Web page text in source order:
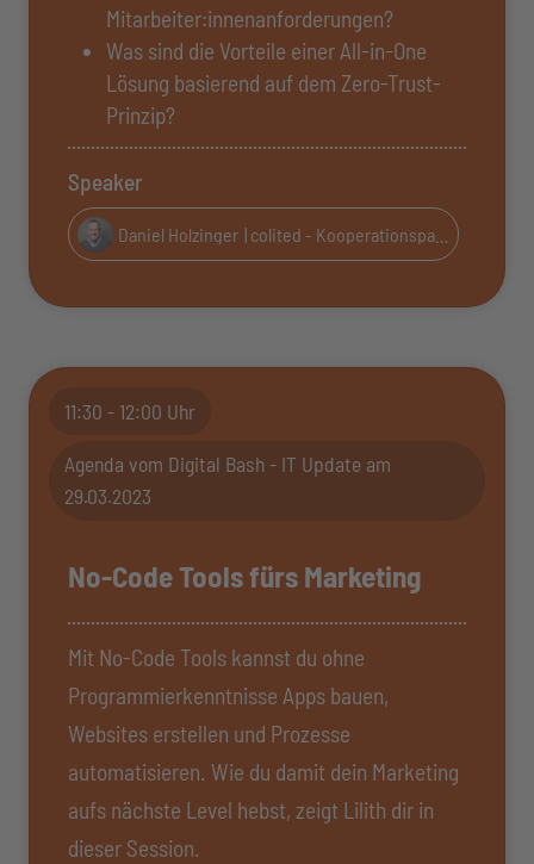
Mitarbeiter:innenanforderungen?
Was sind die Vorteile einer All-in-One
Lösung basierend auf dem Zero-Trust-
Prinzip?
Speaker
Daniel Holzinger | colited - Kooperationspartner von GoTo
11:30 - 12:00 Uhr
Agenda vom Digital Bash - IT Update am
29.03.2023
No-Code Tools fürs Marketing
Mit No-Code Tools kannst du ohne
Programmierkenntnisse Apps bauen,
Websites erstellen und Prozesse
automatisieren. Wie du damit dein Marketing
aufs nächste Level hebst, zeigt Lilith dir in
dieser Session.